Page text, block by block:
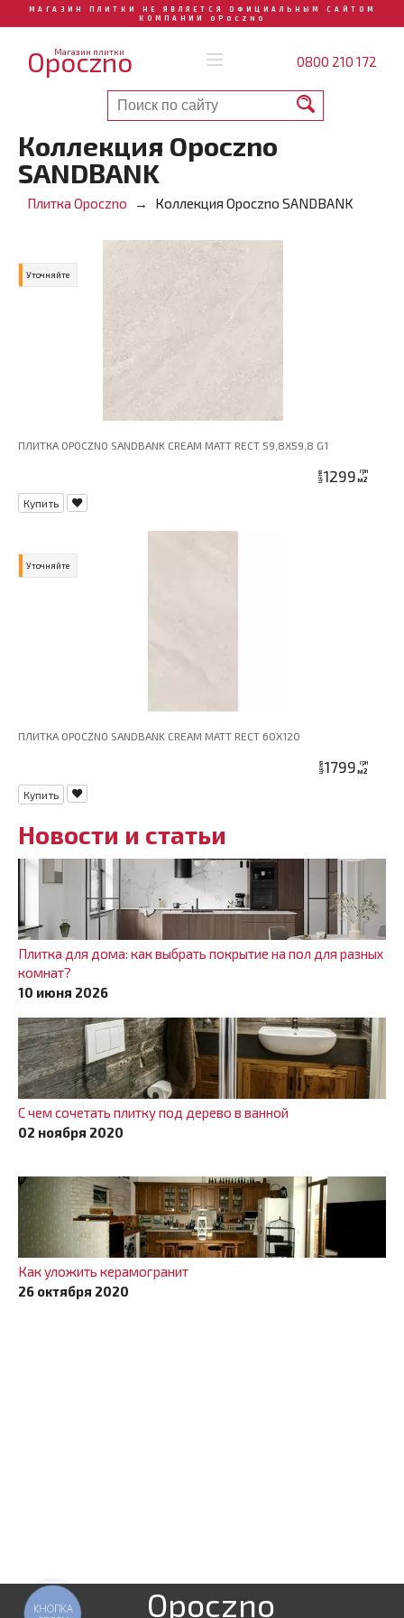
МАГАЗИН ПЛИТКИ НЕ ЯВЛЯЕТСЯ ОФИЦИАЛЬНЫМ САЙТОМ
КОМПАНИИ OPOCZNO
Магазин плитки
Opoczno 0800 210 172
Коллекция Opoczno
SANDBANK
Плитка Opoczno Коллекция Opoczno SANDBANK
Уточняйте
ПЛИТКА OPOCZNO SANDBANK CREAM MATT RECT 59,8X59,8 G1
цена1299 грн
м2
Купить
Уточняйте
ПЛИТКА OPOCZNO SANDBANK CREAM MATT RECT 60X120
цена1799 грн
м2
Купить
Новости и статьи
Плитка для дома: как выбрать покрытие на пол для разных
комнат?
10 июня 2026
С чем сочетать плитку под дерево в ванной
02 ноября 2020
Как уложить керамогранит
26 октября 2020
Opoczno
КНОПКА